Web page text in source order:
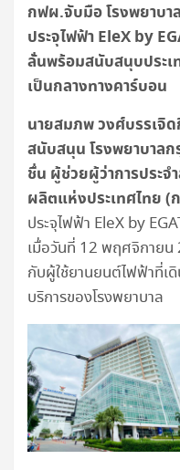
กฟผ.จับมือโรงพยาบ
ประจุไฟฟ้าEleX by
ลั่นพร้อมสนับสนุบประเ
เป็นกลางทางคาร์บอน
นายสมภพ วงศ์บรรเจิ
สนับสนุน โรงพยาบาล
ชื่น ผู้ช่วยผู้ว่าการประจ
ผลิตแห่งประเทศไทย (
ประจุไฟฟ้า EleX by
เมื่อวันที่ 12 พฤศจิกายน
กับผู้ใช้ยานยนต์ไฟฟ้าที่เ
บริการของโรงพยาบาล